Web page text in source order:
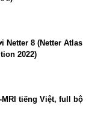
Netter 8 (Netter Atlas
2022)
MRI tiếng Việt, full bộ